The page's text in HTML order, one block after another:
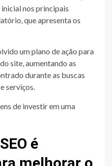
nos principais
que apresenta os
um plano de ação para
site, aumentando as
durante as buscas
serviços.
de investir em uma
é